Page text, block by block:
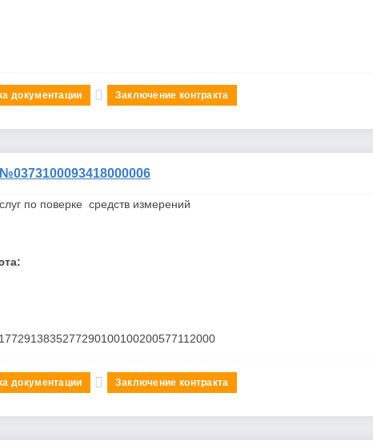
документации Заключение контракта
по поверке средств измерений
документации Заключение контракта